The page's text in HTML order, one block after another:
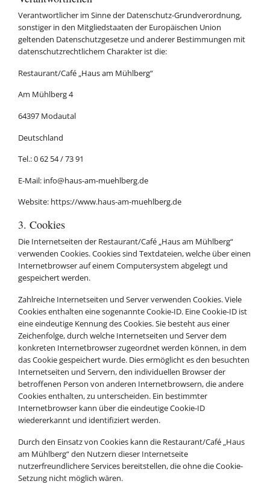
Verantwortlicher im Sinne der Datenschutz-Grundverordnung,
sonstiger in den Mitgliedstaaten der Europäischen Union
geltenden Datenschutzgesetze und anderer Bestimmungen mit
datenschutzrechtlichem Charakter ist die:
Restaurant/Café „Haus am Mühlberg“
Am Mühlberg 4
64397 Modautal
Deutschland
Tel.: 0 62 54 / 73 91
E-Mail: info@haus-am-muehlberg.de
Website: https://www.haus-am-muehlberg.de
3. Cookies
Die Internetseiten der Restaurant/Café „Haus am Mühlberg“
verwenden Cookies. Cookies sind Textdateien, welche über einen
Internetbrowser auf einem Computersystem abgelegt und
gespeichert werden.
Zahlreiche Internetseiten und Server verwenden Cookies. Viele
Cookies enthalten eine sogenannte Cookie-ID. Eine Cookie-ID ist
eine eindeutige Kennung des Cookies. Sie besteht aus einer
Zeichenfolge, durch welche Internetseiten und Server dem
konkreten Internetbrowser zugeordnet werden können, in dem
das Cookie gespeichert wurde. Dies ermöglicht es den besuchten
Internetseiten und Servern, den individuellen Browser der
betroffenen Person von anderen Internetbrowsern, die andere
Cookies enthalten, zu unterscheiden. Ein bestimmter
Internetbrowser kann über die eindeutige Cookie-ID
wiedererkannt und identifiziert werden.
Durch den Einsatz von Cookies kann die Restaurant/Café „Haus
am Mühlberg“ den Nutzern dieser Internetseite
nutzerfreundlichere Services bereitstellen, die ohne die Cookie-
Setzung nicht möglich wären.